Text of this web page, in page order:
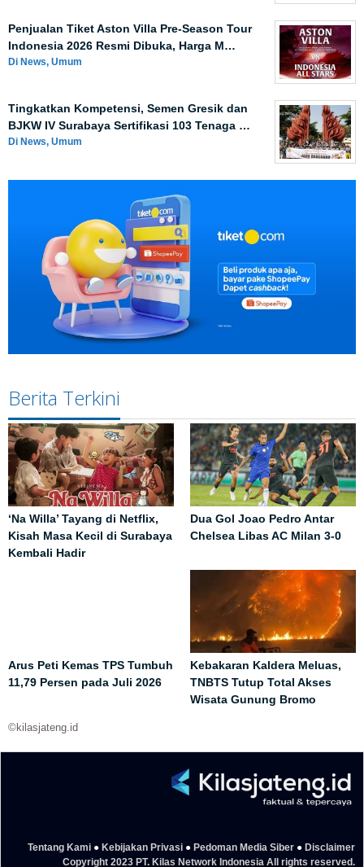
Penjualan Tiket Aston Villa Pre-Season Tour
Indonesia 2026 Resmi Dibuka, Harga M…
Di News, Umum
Tingkatkan Kompetensi, Semen Gresik dan
BJKW IV Surabaya Sertifikasi 103 Tenaga …
Di News, Umum
Berita Terkini
‘Na Willa’ Tayang di Netflix,
Kisah Masa Kecil di Surabaya
Kembali Hadir
Dua Gol Joao Pedro Antar
Chelsea Libas AC Milan 3-0
Arus Peti Kemas TPS Tumbuh
11,79 Persen pada Juli 2026
Kebakaran Kaldera Meluas,
TNBTS Tutup Total Akses
Wisata Gunung Bromo
©kilasjateng.id
Tentang Kami ● Kebijakan Privasi ● Pedoman Media Siber ● Disclaimer
Copyright 2023 PT. Kilas Network Indonesia All rights reserved.